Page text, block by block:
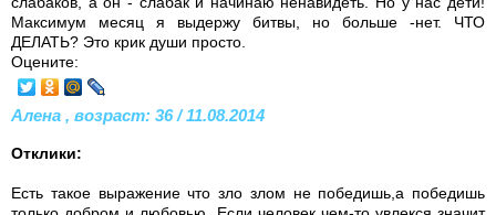
Максимум месяц я выдержу битвы, но больше -нет. ЧТО
ДЕЛАТЬ? Это крик души просто.
Оцените:
Алена , возраст: 36 / 11.08.2014
Отклики:
Есть такое выражение что зло злом не победишь,а победишь